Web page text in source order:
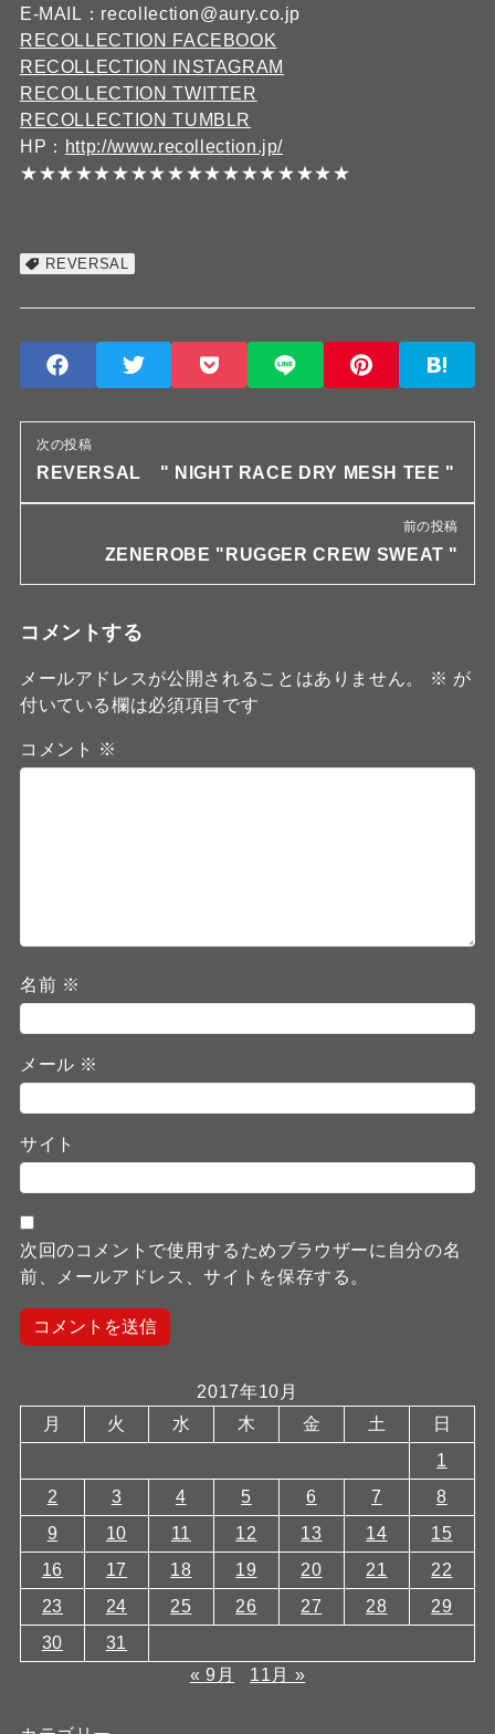
E-MAIL：recollection@aury.co.jp
RECOLLECTION FACEBOOK
RECOLLECTION INSTAGRAM
RECOLLECTION TWITTER
RECOLLECTION TUMBLR
HP： http://www.recollection.jp/
★★★★★★★★★★★★★★★★★★
REVERSAL
次の投稿
REVERSAL " NIGHT RACE DRY MESH TEE "
前の投稿
ZENEROBE "RUGGER CREW SWEAT "
コメントする
メールアドレスが公開されることはありません。 ※ が
付いている欄は必須項目です
コメント ※
名前 ※
メール ※
サイト
次回のコメントで使用するためブラウザーに自分の名
前、メールアドレス、サイトを保存する。
2017年10月
月
火 水 木 金 土
日
1
2
3 4 5 6 7
8
9
10 11 12 13 14
15
16
17 18 19 20 21
22
23
24 25 26 27 28
29
30
31
« 9月
11月 »